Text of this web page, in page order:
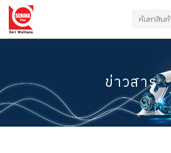
ข่าวสาร